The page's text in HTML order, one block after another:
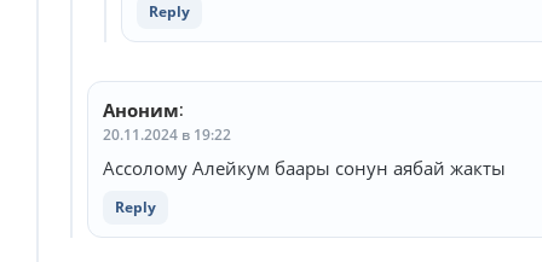
Reply
Аноним:
20.11.2024 в 19:22
Ассолому Алейкум баары сонун аябай жакты
Reply